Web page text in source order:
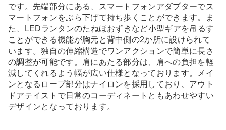
です。先端部分にある、スマートフォンアダプターでス
マートフォンをぶら下げて持ち歩くことができます。ま
た、LEDランタンのたねほおずきなど小型ギアを吊るす
ことができる機能が胸元と背中側の2か所に設けられて
います。独自の伸縮構造でワンアクションで簡単に長さ
の調整が可能です。肩にあたる部分は、肩への負担を軽
減してくれるよう幅が広い仕様となっております。メイ
ンとなるロープ部分はナイロンを採用しており、アウト
ドアテイストで日常のコーディネートともあわせやすい
デザインとなっております。